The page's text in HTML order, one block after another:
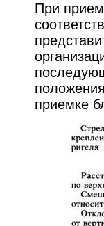
При
приемке